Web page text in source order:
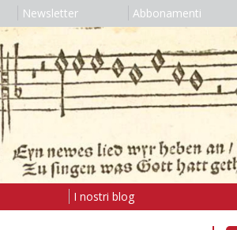
Newsletter Abbonamenti
I nostri blog